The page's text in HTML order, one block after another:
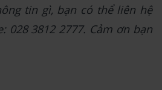
tin gì, bạn có thể liên hệ
028 3812 2777. Cảm ơn bạn